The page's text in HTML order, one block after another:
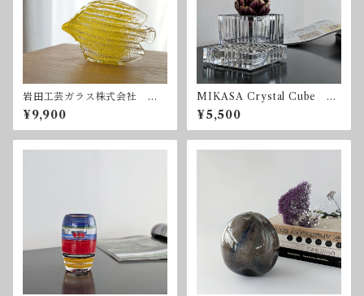
岩田工芸ガラス株式会社
魚
¥9,900
MIKASA Crystal Cube ミ
カサ クリスタル キュー
ブ
¥5,500